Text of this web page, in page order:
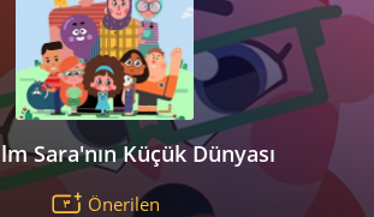
Sara'nın Küçük Dünyası
Önerilen